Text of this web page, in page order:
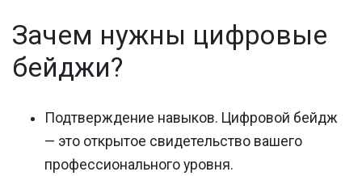
Зачем нужны цифровые
бейджи?
Подтверждение навыков. Цифровой бейдж
— это открытое свидетельство вашего
профессионального уровня.